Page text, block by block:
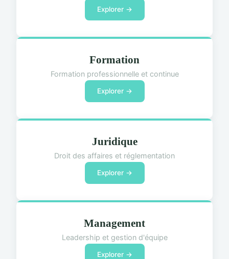
Explorer →
Formation
Formation professionnelle et continue
Explorer →
Juridique
Droit des affaires et réglementation
Explorer →
Management
Leadership et gestion d'équipe
Explorer →